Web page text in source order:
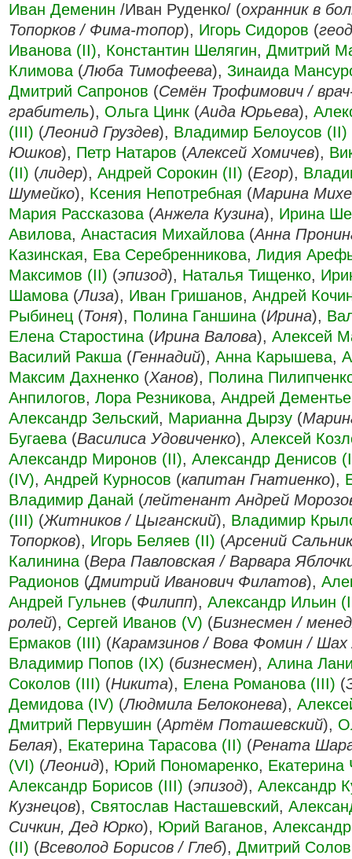
Иван Деменин /Иван Руденко/ (охранник в
Топорков / Фима-топор), Игорь Сидоров (
Иванова (II), Константин Шелягин, Дмитрий
Климова (Люба Тимофеева), Зинаида
Дмитрий Сапронов (Семён Трофимович /
грабитель), Ольга Цинк (Аида Юрьева),
(III) (Леонид Груздев), Владимир Белоусов (II)
Юшков), Петр Натаров (Алексей Хомичев),
(II) (лидер), Андрей Сорокин (II) (Егор),
Шумейко), Ксения Непотребная (Марина
Мария Рассказова (Анжела Кузина), Ирина
Авилова, Анастасия Михайлова (Анна
Казинская, Ева Серебренникова, Лидия
Максимов (II) (эпизод), Наталья Тищенко,
Шамова (Лиза), Иван Гришанов, Андрей
Рыбинец (Тоня), Полина Ганшина (Ирина),
Елена Старостина (Ирина Валова), Алексей
Василий Ракша (Геннадий), Анна Карышева,
Максим Дахненко (Ханов), Полина
Анпилогов, Лора Резникова, Андрей
Александр Зельский, Марианна Дырзу (
Бугаева (Василиса Удовиченко), Алексей
Александр Миронов (II), Александр Денисов
(IV), Андрей Курносов (капитан Гнатиенко),
Владимир Данай (лейтенант Андрей
(III) (Житников / Цыганский), Владимир
Топорков), Игорь Беляев (II) (Арсений
Калинина (Вера Павловская / Варвара
Радионов (Дмитрий Иванович Филатов),
Андрей Гульнев (Филипп), Александр Ильин
ролей), Сергей Иванов (V) (Бизнесмен /
Ермаков (III) (Карамзинов / Вова Фомин /
Владимир Попов (IX) (бизнесмен), Алина
Соколов (III) (Никита), Елена Романова (III) (
Демидова (IV) (Людмила Белоконева),
Дмитрий Первушин (Артём Поташевский),
Белая), Екатерина Тарасова (II) (Рената
(VI) (Леонид), Юрий Пономаренко, Екатерина
Александр Борисов (III) (эпизод), Александр
Кузнецов), Святослав Насташевский,
Сичкин, Дед Юрко), Юрий Ваганов,
(II) (Всеволод Борисов / Глеб), Дмитрий